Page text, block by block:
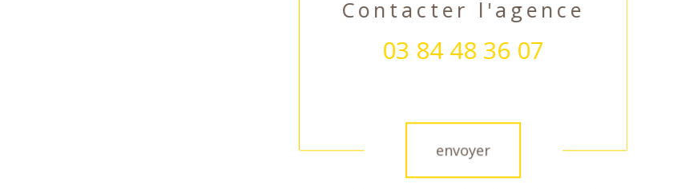
Contacter l'agence
03 84 48 36 07
envoyer